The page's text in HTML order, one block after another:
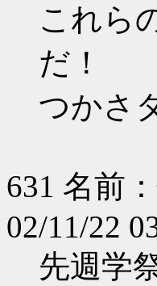
これら
だ！
つかさ
631 名前：
02/11/22
先週学